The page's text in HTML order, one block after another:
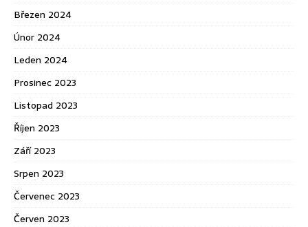
Březen 2024
Únor 2024
Leden 2024
Prosinec 2023
Listopad 2023
Říjen 2023
Září 2023
Srpen 2023
Červenec 2023
Červen 2023